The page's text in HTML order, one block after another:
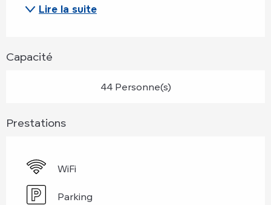
Lire la suite
Capacité
44 Personne(s)
Prestations
WiFi
Parking